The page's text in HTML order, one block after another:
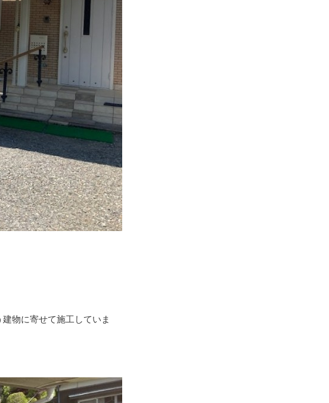
物に寄せて施工していま